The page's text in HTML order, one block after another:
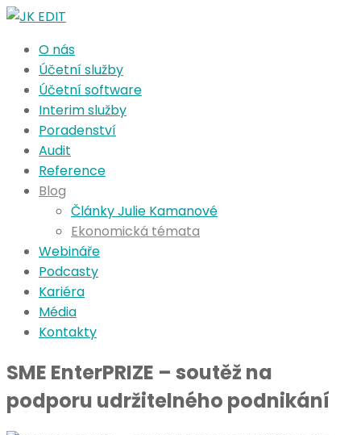
O nás
Účetní služby
Účetní software
Interim služby
Poradenství
Audit
Reference
Blog
Články Julie Kamanové
Ekonomická témata
Webináře
Podcasty
Kariéra
Média
Kontakty
SME EnterPRIZE – soutěž na
podporu udržitelného podnikání